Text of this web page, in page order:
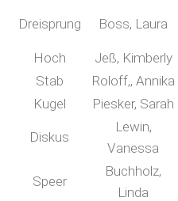
Dreisprung Boss, Laura
Hoch Jeß, Kimberly
Stab
Roloff,, Annika
Kugel
Piesker, Sarah
Diskus
Lewin,
Vanessa
Speer
Buchholz,
Linda